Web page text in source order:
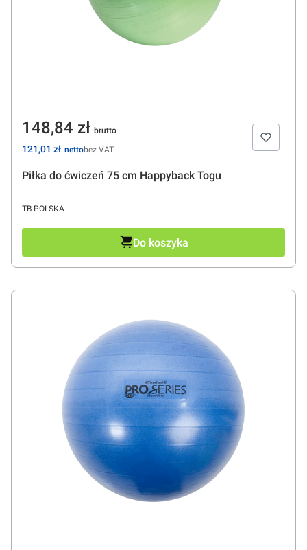
Piłka do ćwiczeń 75 cm Happyback Togu
PRODUCENT
TB POLSKA
Cena
148,84 zł
Cena
121,01 zł bez VAT
Do koszyka